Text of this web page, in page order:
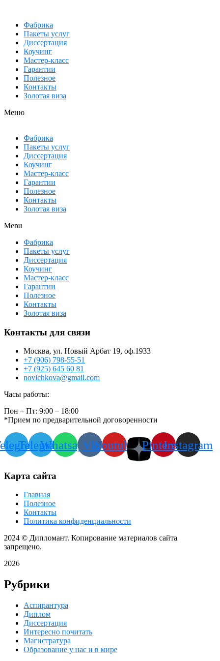
Фабрика
Пакеты услуг
Диссертация
Коучинг
Мастер-класс
Гарантии
Полезное
Контакты
Золотая виза
Меню
Фабрика
Пакеты услуг
Диссертация
Коучинг
Мастер-класс
Гарантии
Полезное
Контакты
Золотая виза
Menu
Фабрика
Пакеты услуг
Диссертация
Коучинг
Мастер-класс
Гарантии
Полезное
Контакты
Золотая виза
Контакты для связи
Москва, ул. Новый Арбат 19, оф.1933
+7 (906) 798-55-51
+7 (925) 645 60 81
novichkova@gmail.com
Часы работы:
Пон – Пт: 9:00 – 18:00
*Прием по предварительной договоренности
TelegramWhatsappVkYoutube PinterestInstagram
Карта сайта
Главная
Полезное
Контакты
Политика конфиденциальности
2024 © Дипломант. Копирование материалов сайта
запрещено.
2026
Рубрики
Аспирантура
Диплом
Диссертация
Интересно почитать
Магистратура
Образование у нас и в мире